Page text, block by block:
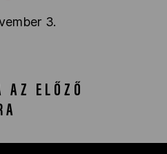
3.
AZ ELŐZŐ